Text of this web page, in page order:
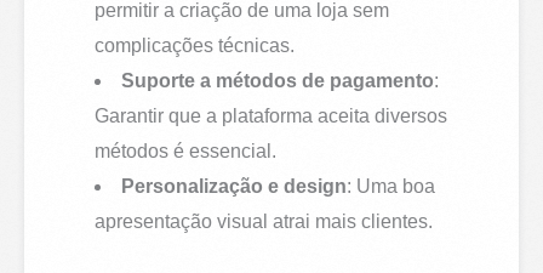
permitir a criação de uma loja sem
complicações técnicas.
Suporte a métodos de pagamento:
Garantir que a plataforma aceita diversos
métodos é essencial.
Personalização e design: Uma boa
apresentação visual atrai mais clientes.